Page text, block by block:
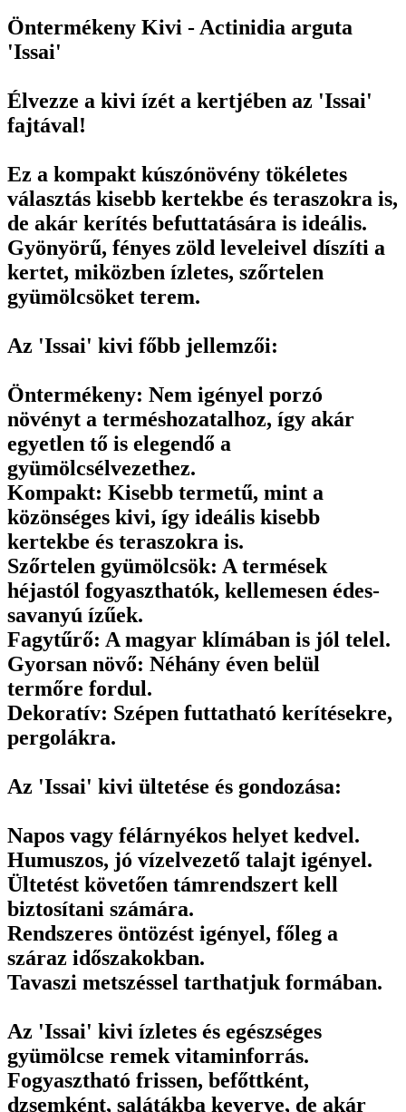
Öntermékeny Kivi - Actinidia arguta
'Issai'
Élvezze a kivi ízét a kertjében az 'Issai'
fajtával!
Ez a kompakt kúszónövény tökéletes
választás kisebb kertekbe és teraszokra is,
de akár kerítés befuttatására is ideális.
Gyönyörű, fényes zöld leveleivel díszíti a
kertet, miközben ízletes, szőrtelen
gyümölcsöket terem.
Az 'Issai' kivi főbb jellemzői:
Öntermékeny: Nem igényel porzó
növényt a terméshozatalhoz, így akár
egyetlen tő is elegendő a
gyümölcsélvezethez.
Kompakt: Kisebb termetű, mint a
közönséges kivi, így ideális kisebb
kertekbe és teraszokra is.
Szőrtelen gyümölcsök: A termések
héjastól fogyaszthatók, kellemesen édes-
savanyú ízűek.
Fagytűrő: A magyar klímában is jól telel.
Gyorsan növő: Néhány éven belül
termőre fordul.
Dekoratív: Szépen futtatható kerítésekre,
pergolákra.
Az 'Issai' kivi ültetése és gondozása:
Napos vagy félárnyékos helyet kedvel.
Humuszos, jó vízelvezető talajt igényel.
Ültetést követően támrendszert kell
biztosítani számára.
Rendszeres öntözést igényel, főleg a
száraz időszakokban.
Tavaszi metszéssel tarthatjuk formában.
Az 'Issai' kivi ízletes és egészséges
gyümölcse remek vitaminforrás.
Fogyasztható frissen, befőttként,
dzsemként, salátákba keverve, de akár